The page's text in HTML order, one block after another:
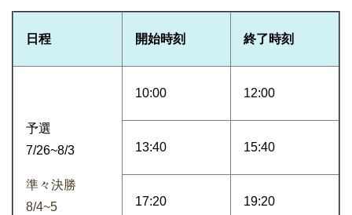
日程 開始時刻 終了時刻
予選
7/26~8/3
準々決勝
8/4~5
10:00 12:00
13:40 15:40
17:20 19:20